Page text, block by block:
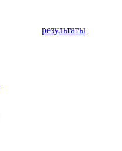
результаты